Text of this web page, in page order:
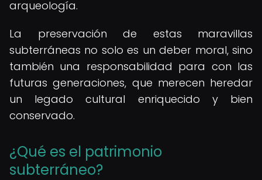
arqueología.
La preservación de estas maravillas
subterráneas no solo es un deber moral, sino
también una responsabilidad para con las
futuras generaciones, que merecen heredar
un legado cultural enriquecido y bien
conservado.
¿Qué es el patrimonio
subterráneo?